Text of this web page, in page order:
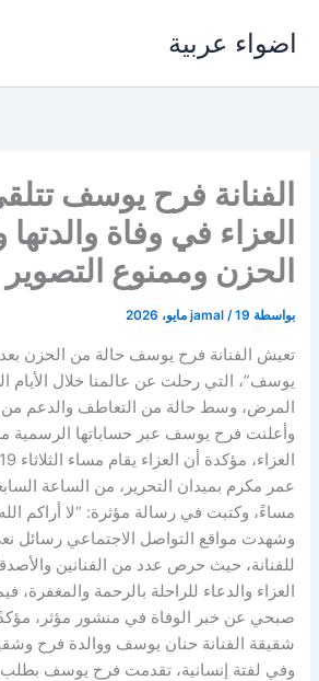
اضواء عربية
الفنانة فرح يوسف
العزاء في وفاة
الحزن وممنوع التصوير
بواسطة jamal /19 مايو، 2026
تعيش الفنانة فرح يوسف حالة من الحزن بعد
يوسف”، التي رحلت عن عالمنا خلال الأيام
المرض، وسط حالة من التعاطف والدعم من
وأعلنت فرح يوسف عبر حساباتها الرسمية
عمر مكرم بميدان التحرير، من الساعة
مساءً، وكتبت في رسالة مؤثرة: “لا أراكم
وشهدت مواقع التواصل الاجتماعي رسائل
للفنانة، حيث حرص عدد من الفنانين
العزاء والدعاء للراحلة بالرحمة
صبحي عن خبر الوفاة في منشور مؤثر،
شقيقة الفنانة حنان يوسف ووالدة فرح
وفي لفتة إنسانية، تقدمت فرح يوسف